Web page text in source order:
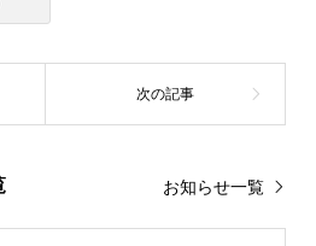
お知らせ一覧